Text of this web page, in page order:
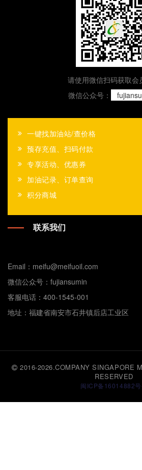
请使用微信扫码获取会
微信公众号：
一键找加油站/查价格
预存充值、扫码付款
专享活动、优惠券
加油记录、订单查询
积分商城
联系我们
Email：meifu@meifuoil.com
微信公众号：fujiansumin
客服电话：400-1545-001
地址：福建省南安市石井镇后店工业区
2016-2026.COMPANY SINGAPORE
RESERVED
闽ICP备16014882号